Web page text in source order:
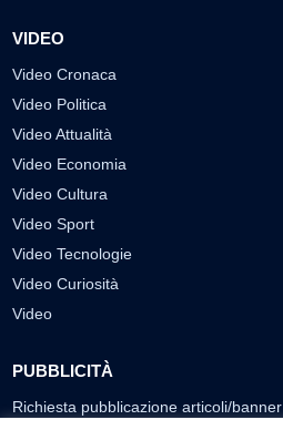
VIDEO
Video Cronaca
Video Politica
Video Attualità
Video Economia
Video Cultura
Video Sport
Video Tecnologie
Video Curiosità
Video
PUBBLICITÀ
Richiesta pubblicazione articoli/banner